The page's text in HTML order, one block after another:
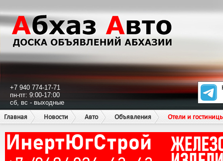
+7 940 774-17-71
пн-пт: 9:00-17:00
сб, вс - выходные
Главная
Новости Авто Объявления Отели и